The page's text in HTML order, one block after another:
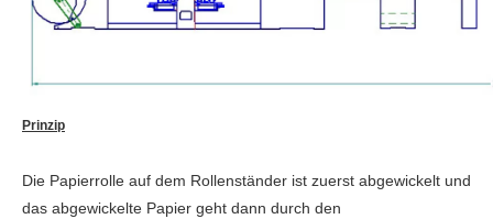
Prinzip
Die Papierrolle auf dem Rollenständer ist zuerst abgewickelt und
das abgewickelte Papier geht dann durch den